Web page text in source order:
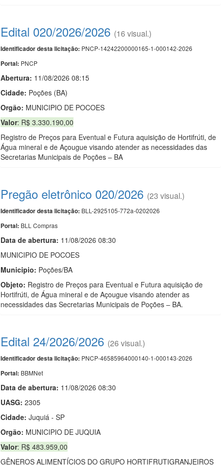
Edital 020/2026/2026 (16 visual.)
Identificador desta licitação: PNCP-14242200000165-1-000142-2026
Portal: PNCP
Abertura: 11/08/2026 08:15
Cidade: Poções (BA)
Orgão: MUNICIPIO DE POCOES
Valor: R$ 3.330.190,00
Registro de Preços para Eventual e Futura aquisição de Hortifrúti, de
Água mineral e de Açougue visando atender as necessidades das
Secretarias Municipais de Poções – BA
Pregão eletrônico 020/2026 (23 visual.)
Identificador desta licitação: BLL-2925105-772a-0202026
Portal: BLL Compras
Data de abertura: 11/08/2026 08:30
MUNICIPIO DE POCOES
Municipio: Poções/BA
Objeto: Registro de Preços para Eventual e Futura aquisição de
Hortifrúti, de Água mineral e de Açougue visando atender as
necessidades das Secretarias Municipais de Poções – BA.
Edital 24/2026/2026 (26 visual.)
Identificador desta licitação: PNCP-46585964000140-1-000143-2026
Portal: BBMNet
Data de abertura: 11/08/2026 08:30
UASG: 2305
Cidade: Juquiá - SP
Orgão: MUNICIPIO DE JUQUIA
Valor: R$ 483.959,00
GÊNEROS ALIMENTÍCIOS DO GRUPO HORTIFRUTIGRANJEIROS